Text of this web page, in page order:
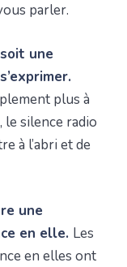
parler.
une
plus à
le silence radio
à l’abri et de
une
en elle. Les
en elles ont